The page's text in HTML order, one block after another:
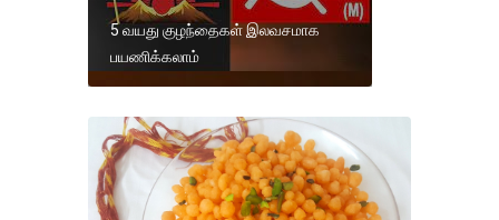
5 வயது குழந்தைகள் இலவசமாக
பயணிக்கலாம்